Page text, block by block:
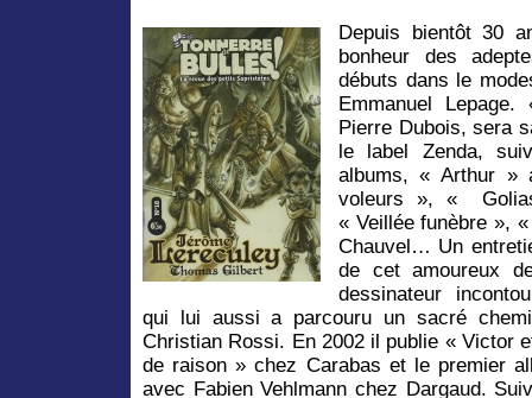
Depuis bientôt 30
bonheur des
débuts dans le
Emmanuel
Pierre Dubois, sera
le label Zenda,
albums, « Arthur »
voleurs », «
« Veillée funèbre »,
Chauvel… Un
de cet amoureux
dessinateur
qui lui aussi a parcouru un sacré
Christian Rossi. En 2002 il publie « Victor
de raison » chez Carabas et le premier
avec Fabien Vehlmann chez Dargaud.